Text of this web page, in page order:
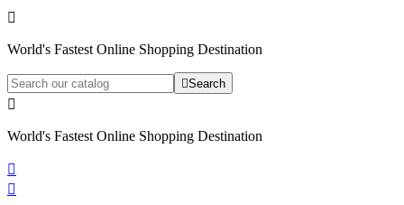

World's Fastest Online Shopping Destination
Search

World's Fastest Online Shopping Destination

